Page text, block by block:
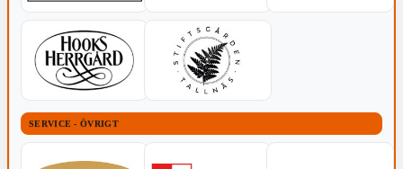
SERVICE - ÖVRIGT